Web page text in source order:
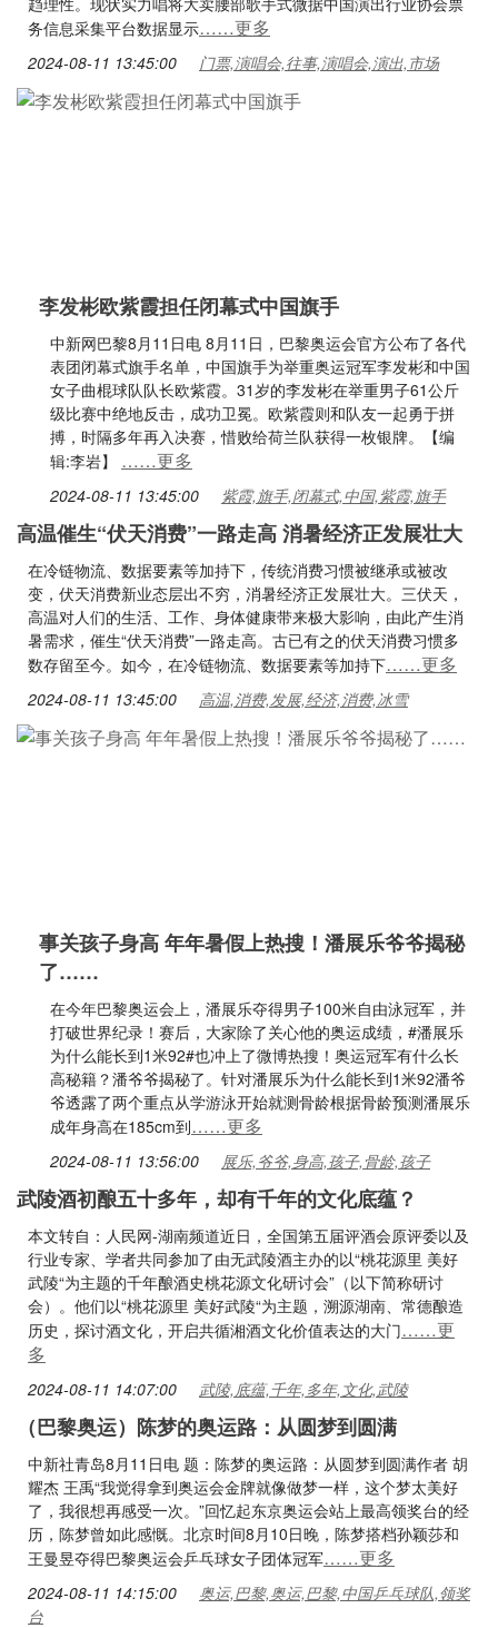
务信息采集平台数据显示……更多
2024-08-11 13:45:00 门票,演唱会,往事,演唱会,演出,市场
李发彬欧紫霞担任闭幕式中国旗手
中新网巴黎8月11日电 8月11日，巴黎奥运会官方公布了各代
表团闭幕式旗手名单，中国旗手为举重奥运冠军李发彬和中国
女子曲棍球队队长欧紫霞。31岁的李发彬在举重男子61公斤
级比赛中绝地反击，成功卫冕。欧紫霞则和队友一起勇于拼
搏，时隔多年再入决赛，惜败给荷兰队获得一枚银牌。【编
辑:李岩】 ……更多
2024-08-11 13:45:00 紫霞,旗手,闭幕式,中国,紫霞,旗手
高温催生“伏天消费”一路走高 消暑经济正发展壮大
在冷链物流、数据要素等加持下，传统消费习惯被继承或被改
变，伏天消费新业态层出不穷，消暑经济正发展壮大。三伏天，
高温对人们的生活、工作、身体健康带来极大影响，由此产生消
暑需求，催生“伏天消费”一路走高。古已有之的伏天消费习惯多
数存留至今。如今，在冷链物流、数据要素等加持下……更多
2024-08-11 13:45:00 高温,消费,发展,经济,消费,冰雪
事关孩子身高 年年暑假上热搜！潘展乐爷爷揭秘
了……
在今年巴黎奥运会上，潘展乐夺得男子100米自由泳冠军，并
打破世界纪录！赛后，大家除了关心他的奥运成绩，#潘展乐
为什么能长到1米92#也冲上了微博热搜！奥运冠军有什么长
高秘籍？潘爷爷揭秘了。针对潘展乐为什么能长到1米92潘爷
爷透露了两个重点从学游泳开始就测骨龄根据骨龄预测潘展乐
成年身高在185cm到……更多
2024-08-11 13:56:00 展乐,爷爷,身高,孩子,骨龄,孩子
武陵酒初酿五十多年，却有千年的文化底蕴？
本文转自：人民网-湖南频道近日，全国第五届评酒会原评委以及
行业专家、学者共同参加了由无武陵酒主办的以“桃花源里 美好
武陵“为主题的千年酿酒史桃花源文化研讨会”（以下简称研讨
会）。他们以“桃花源里 美好武陵“为主题，溯源湖南、常德酿造
历史，探讨酒文化，开启共循湘酒文化价值表达的大门……更
多
2024-08-11 14:07:00 武陵,底蕴,千年,多年,文化,武陵
（巴黎奥运）陈梦的奥运路：从圆梦到圆满
中新社青岛8月11日电 题：陈梦的奥运路：从圆梦到圆满作者 胡
耀杰 王禹“我觉得拿到奥运会金牌就像做梦一样，这个梦太美好
了，我很想再感受一次。”回忆起东京奥运会站上最高领奖台的经
历，陈梦曾如此感慨。北京时间8月10日晚，陈梦搭档孙颖莎和
王曼昱夺得巴黎奥运会乒乓球女子团体冠军……更多
2024-08-11 14:15:00
奥运,巴黎,奥运,巴黎,中国乒乓球队,领奖
台